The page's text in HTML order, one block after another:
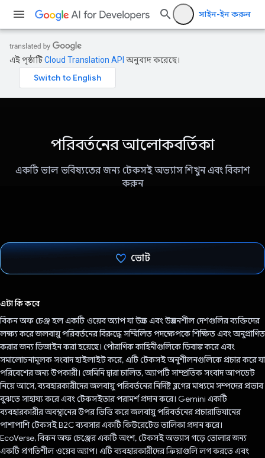
সাইন-ইন করুন
এই পৃষ্ঠাটিCloud Translation API অনুবাদ করেছে।
পরিবর্তনের আলোকবর্তিকা
একটি ভাল ভবিষ্যতের জন্য টেকসই অভ্যাস শিখুন এবং বিকাশ
করুন
ভোট
এটা কি করে
বিকন অফ চেঞ্জ হল একটি ওয়েব অ্যাপ যা উন্নত এবং উন্নয়নশীল দেশগুলির ব্যক্তিদের
লক্ষ্য করে জলবায়ু পরিবর্তনের বিরুদ্ধে সম্মিলিত পদক্ষেপকে শিক্ষিত এবং অনুপ্রাণিত
করার জন্য ডিজাইন করা হয়েছে। পৌরাণিক কাহিনীগুলিকে ডিবাঙ্ক করে এবং
সমালোচনামূলক সংবাদ হাইলাইট করে, এটি টেকসই অনুশীলনগুলিকে প্রচার করে যা
পরিবেশের জন্য উপকারী। জেমিনি দ্বারা চালিত, অ্যাপটি সাম্প্রতিক সংবাদ আপডেট
নিয়ে আসে, ব্যবহারকারীদের জলবায়ু পরিবর্তনের নির্দিষ্ট ব্লগের মাধ্যমে সম্পদের প্রভাব
বুঝতে সাহায্য করে এবং টেকসইতার পরামর্শ প্রদান করে। Gemini একটি
ব্যবহারকারীর অবস্থানের উপর ভিত্তি করে জলবায়ু পরিবর্তনের প্রচারাভিযানের
পাশাপাশি টেকসই B2C ব্যবসার একটি কিউরেটেড তালিকা প্রদান করে।
EcoVerse, বিকন অফ চেঞ্জের একটি অংশ, টেকসই অভ্যাস গড়ে তোলার জন্য
একটি প্রগতিশীল ওয়েব অ্যাপ। এটি ব্যবহারকারীদের ক্রিয়াগুলি লগ করতে এবং